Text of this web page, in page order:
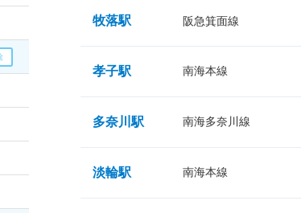
牧落駅 阪急箕面線
孝子駅 南海本線
多奈川駅 南海多奈川線
淡輪駅 南海本線